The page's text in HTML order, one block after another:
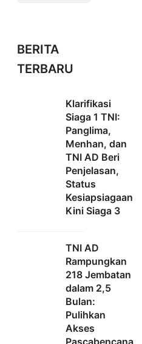
BERITA
TERBARU
Klarifikasi
Siaga 1 TNI:
Panglima,
Menhan, dan
TNI AD Beri
Penjelasan,
Status
Kesiapsiagaan
Kini Siaga 3
TNI AD
Rampungkan
218 Jembatan
dalam 2,5
Bulan:
Pulihkan
Akses